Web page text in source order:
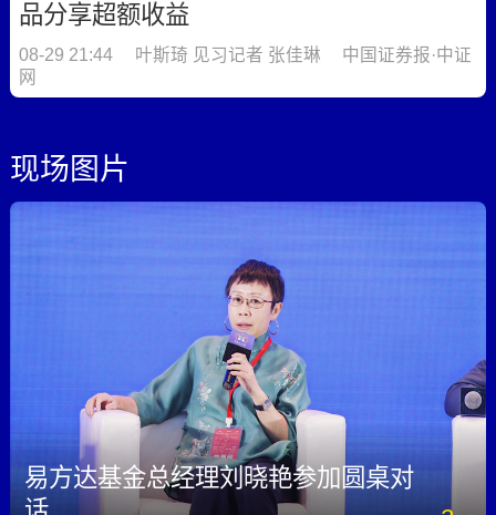
品分享超额收益
08-29 21:44 叶斯琦 见习记者 张佳琳
中国证券报·中证
网
08-29 20:15
上海市虹口区委常委、常务副区长周嵘：
未来将设立北外滩全球资产管理中心 积极
参与上海绿色金融枢纽建设
中国证券报·中证网
中邮创业基金张志名：以探索开放心态面
对市场打造产品
08-29 17:42 杨皖玉 中国证券报·中证网
现场图片
易方达基金总经理刘晓艳参加圆桌对